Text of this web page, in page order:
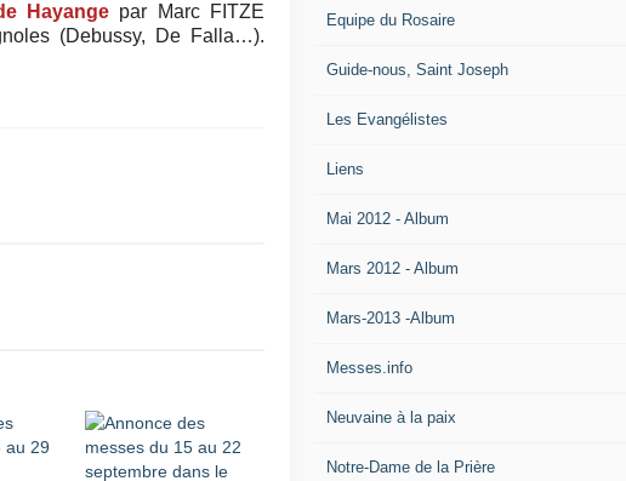
Hayange par Marc FITZE
(Debussy, De Falla…).
Equipe du Rosaire
Guide-nous, Saint Joseph
Les Evangélistes
Liens
Mai 2012 - Album
Mars 2012 - Album
Mars-2013 -Album
Messes.info
Neuvaine à la paix
Notre-Dame de la Prière